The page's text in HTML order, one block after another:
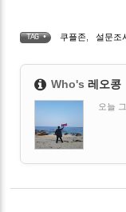
TAG • 쿠플존 설문조
Who's 레오콩
오늘